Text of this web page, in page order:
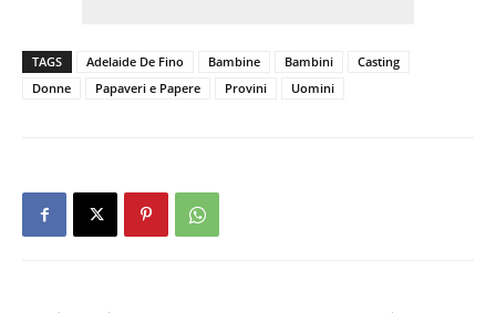
TAGS Adelaide De Fino Bambine Bambini
Casting
Donne
Papaveri e Papere Provini Uomini